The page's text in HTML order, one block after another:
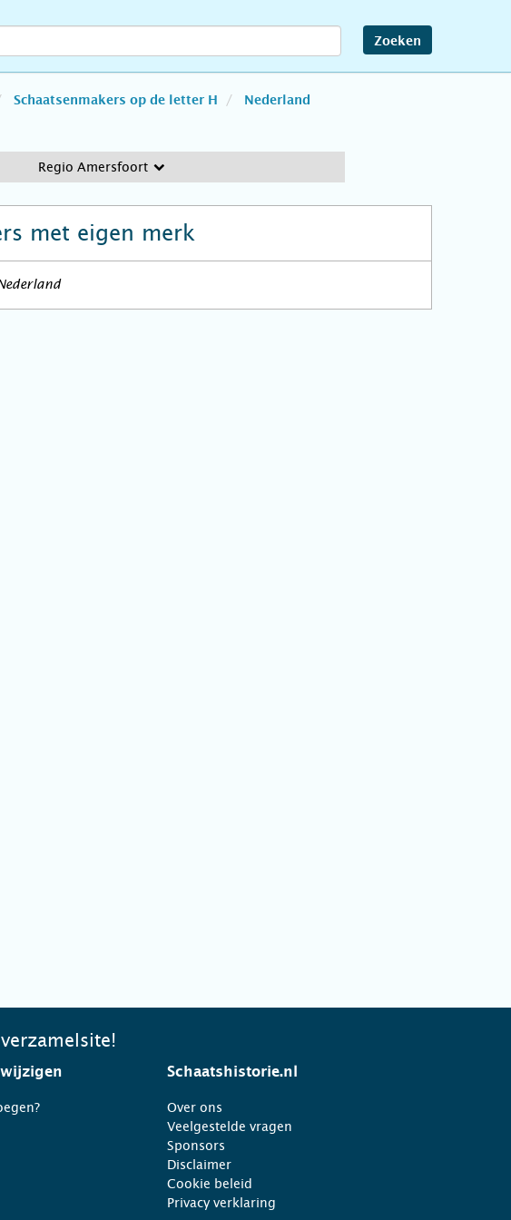
Zoeken
Schaatsenmakers op de letter H
Nederland
Regio Amersfoort
met eigen merk
Schaatshistorie.nl
Over ons
Veelgestelde vragen
Sponsors
Disclaimer
Cookie beleid
Privacy verklaring